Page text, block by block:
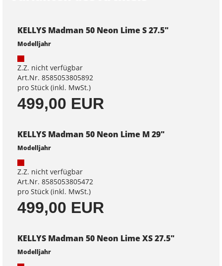
KELLYS Madman 50 Neon Lime S 27.5"
Modelljahr
Z.Z. nicht verfügbar
Art.Nr. 8585053805892
pro Stück (inkl. MwSt.)
499,00 EUR
KELLYS Madman 50 Neon Lime M 29"
Modelljahr
Z.Z. nicht verfügbar
Art.Nr. 8585053805472
pro Stück (inkl. MwSt.)
499,00 EUR
KELLYS Madman 50 Neon Lime XS 27.5"
Modelljahr